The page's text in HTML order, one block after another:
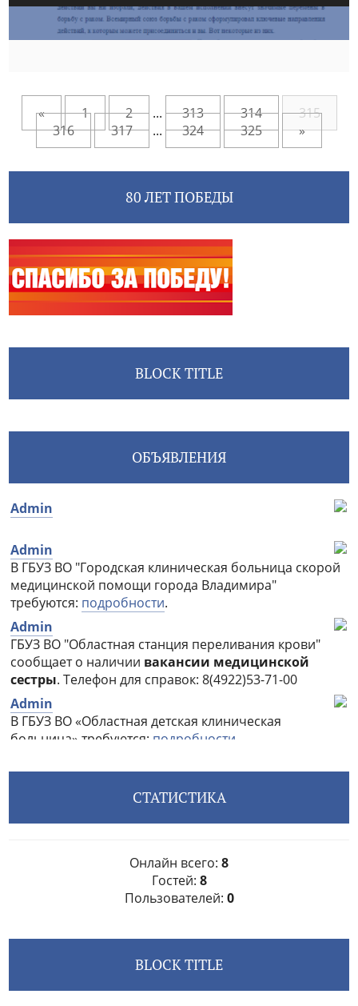
« 1 2 ... 313 314
315
316
317 ... 324 325 »
80 ЛЕТ ПОБЕДЫ
BLOCK TITLE
ОБЪЯВЛЕНИЯ
СТАТИСТИКА
Онлайн всего: 8
Гостей: 8
Пользователей: 0
BLOCK TITLE